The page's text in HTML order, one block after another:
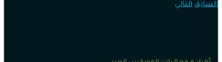
السابق التالي